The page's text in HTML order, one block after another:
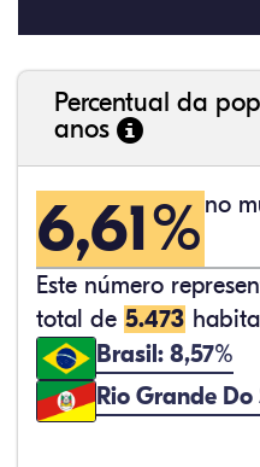
Percentual da
anos
6,61% no
Este número
total de 5.473
Brasil: 8,57%
Rio Grande Do